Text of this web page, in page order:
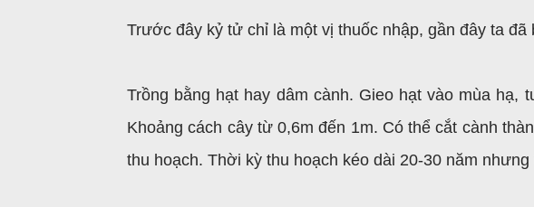
Trước đây kỷ tử chỉ là một vị thuốc nhập, gần đây ta đã
Trồng bằng hạt hay dâm cành. Gieo hạt vào mùa
Khoảng cách cây từ 0,6m đến 1m. Có thể cắt cành
thu hoạch. Thời kỳ thu hoạch kéo dài 20-30 năm